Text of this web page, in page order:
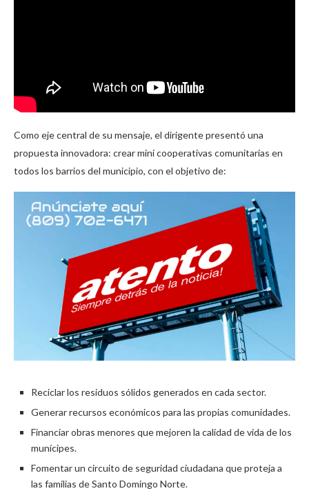
Como eje central de su mensaje, el dirigente presentó una
propuesta innovadora: crear mini cooperativas comunitarias en
todos los barrios del municipio, con el objetivo de:
Reciclar los residuos sólidos generados en cada sector.
Generar recursos económicos para las propias comunidades.
Financiar obras menores que mejoren la calidad de vida de los
munícipes.
Fomentar un circuito de seguridad ciudadana que proteja a
las familias de Santo Domingo Norte.